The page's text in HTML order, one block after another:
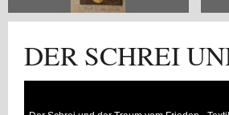
DER SCHREI